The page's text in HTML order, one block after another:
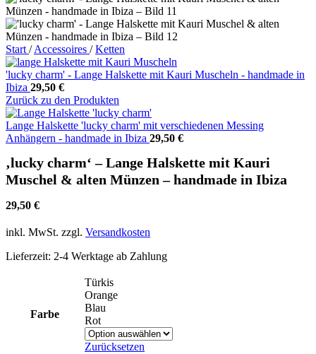
Start / Accessoires / Ketten
'lucky charm' - Lange Halskette mit Kauri Muscheln - handmade in
Ibiza 29,50 €
Zurück zu den Produkten
Lange Halskette 'lucky charm' mit verschiedenen Messing
Anhängern - handmade in Ibiza 29,50 €
‚lucky charm‘ – Lange Halskette mit Kauri
Muschel & alten Münzen – handmade in Ibiza
29,50 €
inkl. MwSt. zzgl. Versandkosten
Lieferzeit: 2-4 Werktage ab Zahlung
Farbe
Türkis
Orange
Blau
Rot
Zurücksetzen